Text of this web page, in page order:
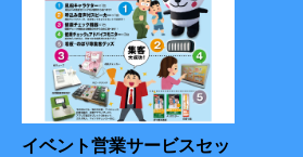
イベント営業サービスセッ